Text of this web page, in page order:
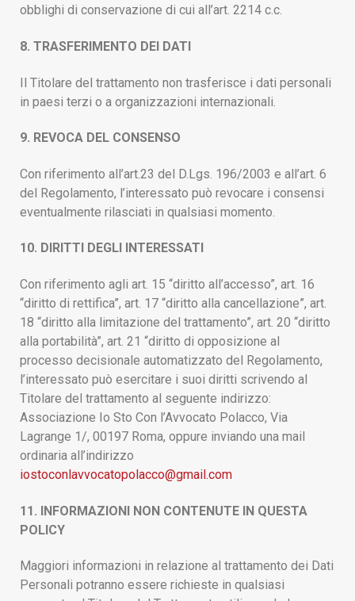
obblighi di conservazione di cui all’art. 2214 c.c.
8. TRASFERIMENTO DEI DATI
Il Titolare del trattamento non trasferisce i dati personali
in paesi terzi o a organizzazioni internazionali.
9. REVOCA DEL CONSENSO
Con riferimento all’art.23 del D.Lgs. 196/2003 e all’art. 6
del Regolamento, l’interessato può revocare i consensi
eventualmente rilasciati in qualsiasi momento.
10. DIRITTI DEGLI INTERESSATI
Con riferimento agli art. 15 “diritto all’accesso”, art. 16
“diritto di rettifica”, art. 17 “diritto alla cancellazione”, art.
18 “diritto alla limitazione del trattamento”, art. 20 “diritto
alla portabilità”, art. 21 “diritto di opposizione al
processo decisionale automatizzato del Regolamento,
l’interessato può esercitare i suoi diritti scrivendo al
Titolare del trattamento al seguente indirizzo:
Associazione Io Sto Con l’Avvocato Polacco, Via
Lagrange 1/, 00197 Roma, oppure inviando una mail
ordinaria all’indirizzo
iostoconlavvocatopolacco@gmail.com
11. INFORMAZIONI NON CONTENUTE IN QUESTA
POLICY
Maggiori informazioni in relazione al trattamento dei Dati
Personali potranno essere richieste in qualsiasi